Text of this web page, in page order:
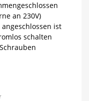
an 230V)
ist
schalten